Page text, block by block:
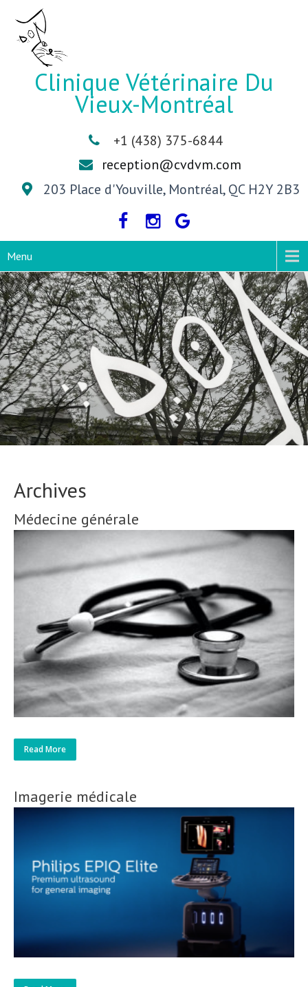
Clinique Vétérinaire Du
Vieux-Montréal
+1 (438) 375-6844
reception@cvdvm.com
203 Place d'Youville, Montréal, QC H2Y 2B3
Menu
Archives
Médecine générale
Read More
Imagerie médicale